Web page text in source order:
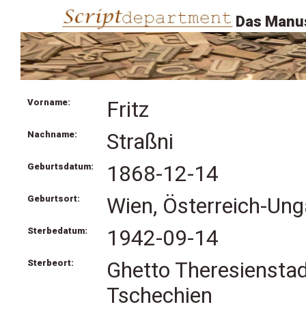
Das
Vorname: Fritz
Nachname: Straßni
Geburtsdatum: 1868-12-14
Geburtsort: Wien, Österreich-
Sterbedatum: 1942-09-14
Sterbeort:
Ghetto
Tschechien